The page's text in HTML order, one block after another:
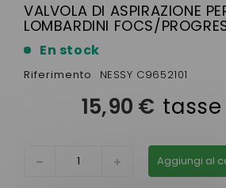
VALVOLA DI ASPIRAZIONE
LOMBARDINI FOCS/
En stock
Riferimento NESSY C9652101
15,90 €
Aggiungi al